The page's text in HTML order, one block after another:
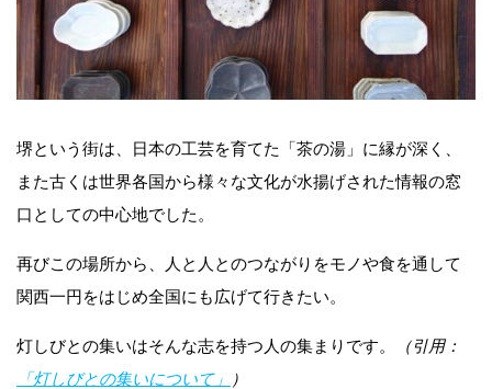
堺という街は、日本の工芸を育てた「茶の湯」に縁が深く、
また古くは世界各国から様々な文化が水揚げされた情報の窓
口としての中心地でした。
再びこの場所から、人と人とのつながりをモノや食を通して
関西一円をはじめ全国にも広げて行きたい。
灯しびとの集いはそんな志を持つ人の集まりです。
（引用：
「灯しびとの集いについて」
）